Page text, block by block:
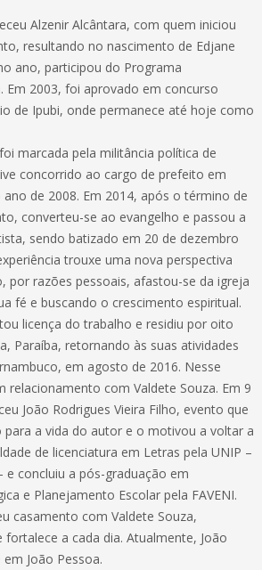
Alzenir Alcântara, com quem iniciou
resultando no nascimento de Edjane
ano, participou do Programa
Em 2003, foi aprovado em concurso
de Ipubi, onde permanece até hoje como
marcada pela militância política de
concorrido ao cargo de prefeito em
de 2008. Em 2014, após o término de
converteu-se ao evangelho e passou a
sendo batizado em 20 de dezembro
trouxe uma nova perspectiva
por razões pessoais, afastou-se da igreja
fé e buscando o crescimento espiritual.
licença do trabalho e residiu por oito
Paraíba, retornando às suas atividades
em agosto de 2016. Nesse
relacionamento com Valdete Souza. Em 9
João Rodrigues Vieira Filho, evento que
a vida do autor e o motivou a voltar a
de licenciatura em Letras pela UNIP –
e concluiu a pós-graduação em
e Planejamento Escolar pela FAVENI.
casamento com Valdete Souza,
a cada dia. Atualmente, João
João Pessoa.